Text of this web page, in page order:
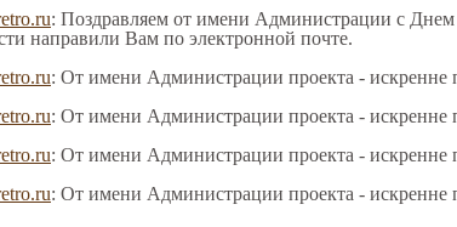
: Поздравляем от имени Администрации с
направили Вам по электронной почте.
: От имени Администрации проекта - искренне
: От имени Администрации проекта - искренне
: От имени Администрации проекта - искренне
: От имени Администрации проекта - искренне